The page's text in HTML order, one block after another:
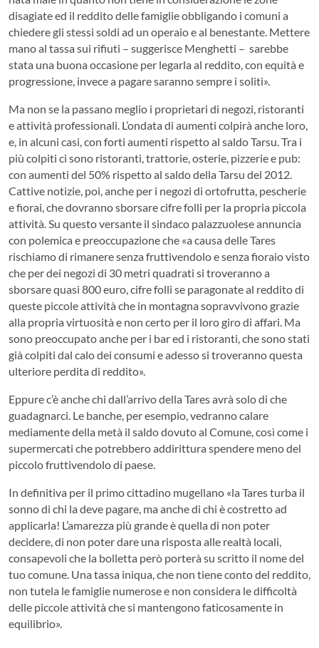
disagiate ed il reddito delle famiglie obbligando i comuni a
chiedere gli stessi soldi ad un operaio e al benestante. Mettere
mano al tassa sui rifiuti – suggerisce Menghetti – sarebbe
stata una buona occasione per legarla al reddito, con equità e
progressione, invece a pagare saranno sempre i soliti».
Ma non se la passano meglio i proprietari di negozi, ristoranti
e attività professionali. L’ondata di aumenti colpirà anche loro,
e, in alcuni casi, con forti aumenti rispetto al saldo Tarsu. Tra i
più colpiti ci sono ristoranti, trattorie, osterie, pizzerie e pub:
con aumenti del 50% rispetto al saldo della Tarsu del 2012.
Cattive notizie, poi, anche per i negozi di ortofrutta, pescherie
e fiorai, che dovranno sborsare cifre folli per la propria piccola
attività. Su questo versante il sindaco palazzuolese annuncia
con polemica e preoccupazione che «a causa delle Tares
rischiamo di rimanere senza fruttivendolo e senza fioraio visto
che per dei negozi di 30 metri quadrati si troveranno a
sborsare quasi 800 euro, cifre folli se paragonate al reddito di
queste piccole attività che in montagna sopravvivono grazie
alla propria virtuosità e non certo per il loro giro di affari. Ma
sono preoccupato anche per i bar ed i ristoranti, che sono stati
già colpiti dal calo dei consumi e adesso si troveranno questa
ulteriore perdita di reddito».
Eppure c’è anche chi dall’arrivo della Tares avrà solo di che
guadagnarci. Le banche, per esempio, vedranno calare
mediamente della metà il saldo dovuto al Comune, così come i
supermercati che potrebbero addirittura spendere meno del
piccolo fruttivendolo di paese.
In definitiva per il primo cittadino mugellano «la Tares turba il
sonno di chi la deve pagare, ma anche di chi è costretto ad
applicarla! L’amarezza più grande è quella di non poter
decidere, di non poter dare una risposta alle realtà locali,
consapevoli che la bolletta però porterà su scritto il nome del
tuo comune. Una tassa iniqua, che non tiene conto del reddito,
non tutela le famiglie numerose e non considera le difficoltà
delle piccole attività che si mantengono faticosamente in
equilibrio».